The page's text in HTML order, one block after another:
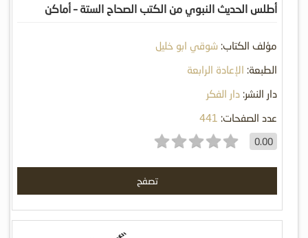
أطلس الحديث النبوي من الكتب الصحاح الستة – أماكن
مؤلف الكتاب: شوقي ابو خليل
الطبعة: الإعادة الرابعة
دار النشر: دار الفكر
عدد الصفحات: 441
0.00
تصفح